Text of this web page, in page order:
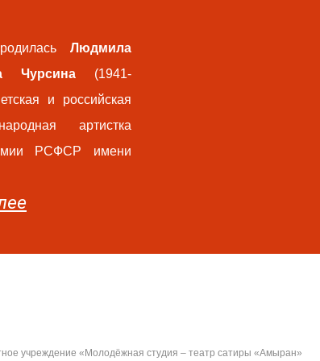
Людмила
Чурсина (1941-
и российская
артистка
РСФСР имени
учреждение «Молодёжная студия – театр сатиры «Амыран»